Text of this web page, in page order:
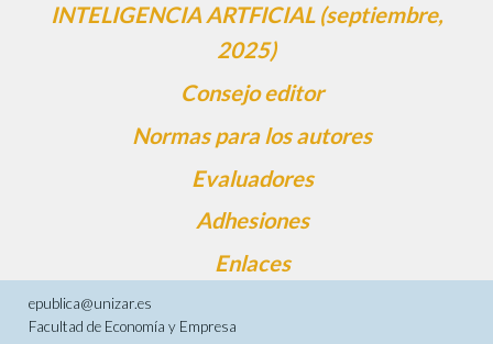
INTELIGENCIA ARTFICIAL (septiembre,
2025)
Consejo editor
Normas para los autores
Evaluadores
Adhesiones
Enlaces
epublica@unizar.es
Facultad de Economía y Empresa